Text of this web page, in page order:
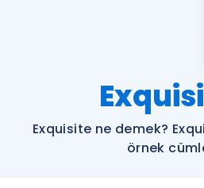
Exquisite ne demek?
örnek